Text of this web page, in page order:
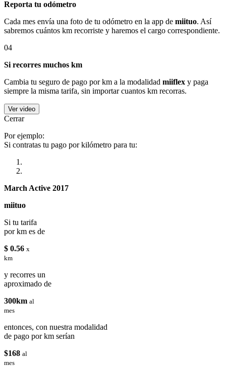
Reporta tu odómetro
Cada mes envía una foto de tu odómetro en la app de miituo. Así
sabremos cuántos km recorriste y haremos el cargo correspondiente.
04
Si recorres muchos km
Cambia tu seguro de pago por km a la modalidad miiflex y paga
siempre la misma tarifa, sin importar cuantos km recorras.
Ver video
Cerrar
Por ejemplo:
Si contratas tu pago por kilómetro para tu:
March Active 2017
miituo
Si tu tarifa
por km es de
$ 0.56 x
km
y recorres un
aproximado de
300km al
mes
entonces, con nuestra modalidad
de pago por km serían
$168 al
mes